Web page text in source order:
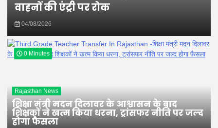
वाहनों की एंट्री पर रोक
04/08/2026
0 Minutes
Rajasthan News
शिक्षा मंत्री मदन दिलावर के आश्वासन के बाद
शिक्षकों ने खत्म किया धरना, ट्रांसफर नीति पर जल्द
होगा फैसला